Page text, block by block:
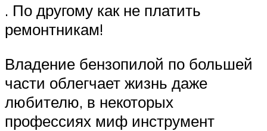
. По другому как не платить
ремонтникам!
Владение бензопилой по большей
части облегчает жизнь даже
любителю, в некоторых
профессиях миф инструмент